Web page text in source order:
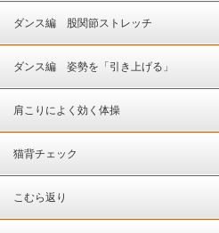
ダンス編 股関節ストレッチ
ダンス編 姿勢を「引き上げる」
肩こりによく効く体操
猫背チェック
こむら返り